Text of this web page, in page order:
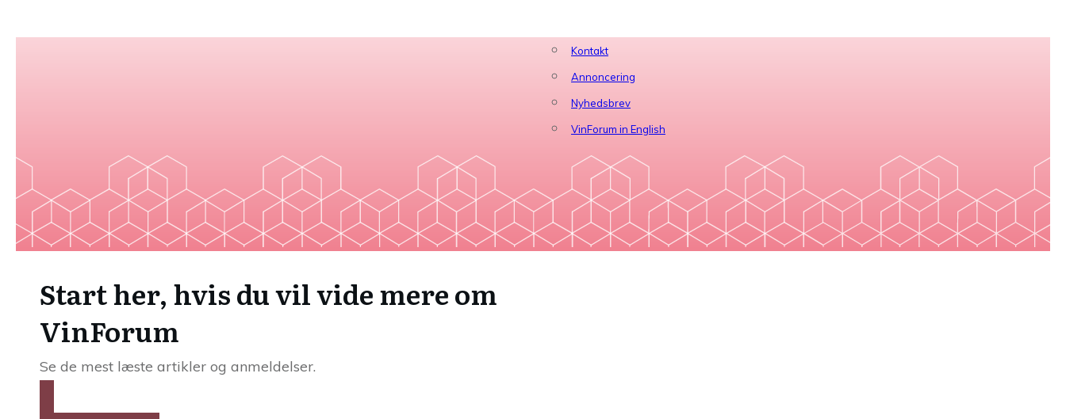
Kontakt
Annoncering
Nyhedsbrev
VinForum in English
Start her, hvis du vil vide mere om
VinForum
Se de mest læste artikler og anmeldelser.